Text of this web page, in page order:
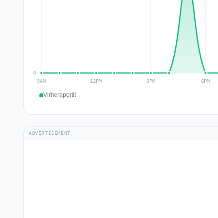
Virheraportit
ADVERTISEMENT